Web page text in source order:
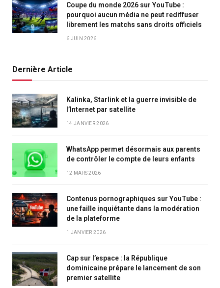
Coupe du monde 2026 sur YouTube :
pourquoi aucun média ne peut rediffuser
librement les matchs sans droits officiels
6 JUIN 2026
Dernière Article
Kalinka, Starlink et la guerre invisible de
l’Internet par satellite
14 JANVIER 2026
WhatsApp permet désormais aux parents
de contrôler le compte de leurs enfants
12 MARS 2026
Contenus pornographiques sur YouTube :
une faille inquiétante dans la modération
de la plateforme
1 JANVIER 2026
Cap sur l’espace : la République
dominicaine prépare le lancement de son
premier satellite